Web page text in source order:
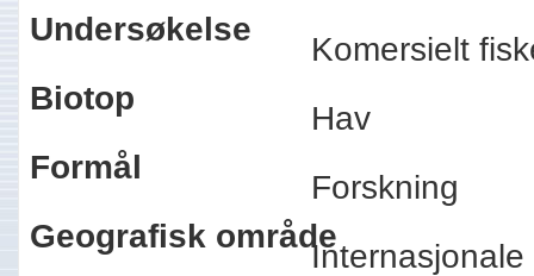
Undersøkelse
Komersielt
Biotop
Hav
Formål
Forskning
Geografisk område